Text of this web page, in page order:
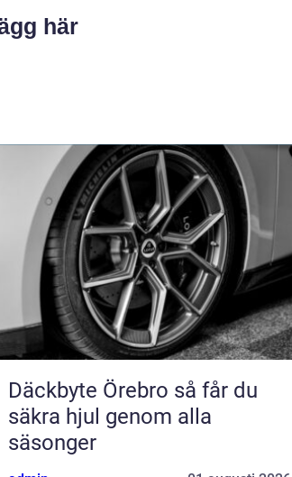
här
Däckbyte Örebro så får du
säkra hjul genom alla
säsonger